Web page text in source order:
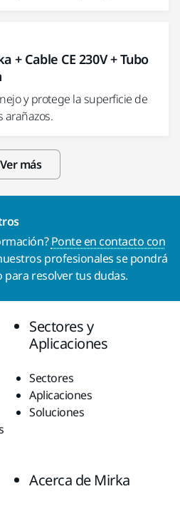
+ Cable CE 230V + Tubo
y protege la superficie de
arañazos.
Ver más
Ponte en contacto con
profesionales se pondrá
resolver tus dudas.
Sectores y
Aplicaciones
Sectores
Aplicaciones
Soluciones
Acerca de Mirka